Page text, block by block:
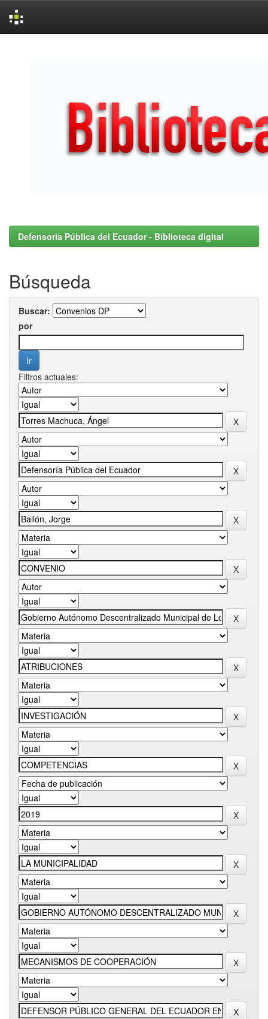
Defensoría Pública del Ecuador - Biblioteca digital
Búsqueda
Buscar:
por
Filtros actuales: